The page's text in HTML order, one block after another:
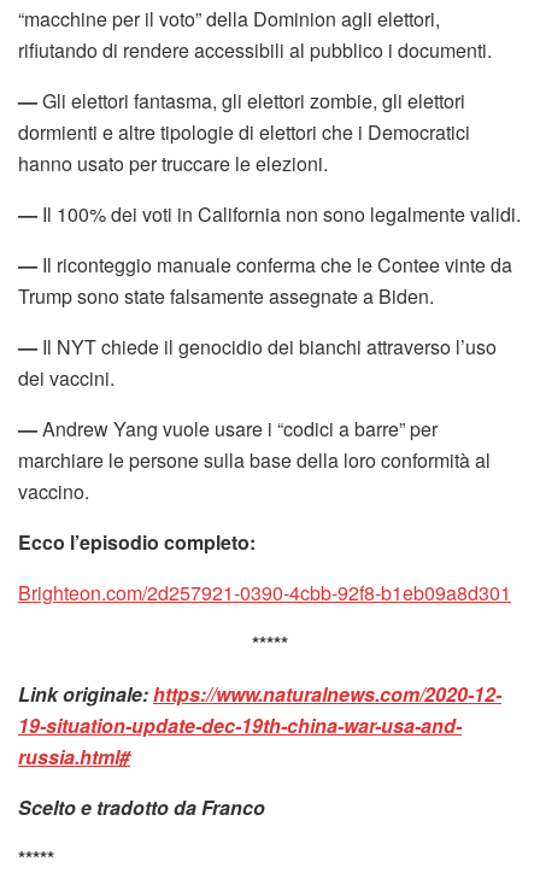
“macchine per il voto” della Dominion agli elettori,
rifiutando di rendere accessibili al pubblico i documenti.
—Gli elettori fantasma, gli elettori zombie, gli elettori
dormienti e altre tipologie di elettori che i Democratici
hanno usato per truccare le elezioni.
— Il 100% dei voti in California non sono legalmente validi.
— Il riconteggio manuale conferma che le Contee vinte da
Trump sono state falsamente assegnate a Biden.
— Il NYT chiede il genocidio dei bianchi attraverso l’uso
dei vaccini.
—Andrew Yang vuole usare i “codici a barre” per
marchiare le persone sulla base della loro conformità al
vaccino.
Ecco l’episodio completo:
Brighteon.com/2d257921-0390-4cbb-92f8-b1eb09a8d301
*****
Link originale:https://www.naturalnews.com/2020-12-
19-situation-update-dec-19th-china-war-usa-and-
russia.html#
Scelto e tradotto da Franco
*****